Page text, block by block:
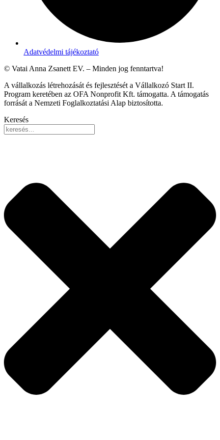
Adatvédelmi tájékoztató
© Vatai Anna Zsanett EV. – Minden jog fenntartva!
A vállalkozás létrehozását és fejlesztését a Vállalkozó Start II.
Program keretében az OFA Nonprofit Kft. támogatta. A támogatás
forrását a Nemzeti Foglalkoztatási Alap biztosította.
Keresés